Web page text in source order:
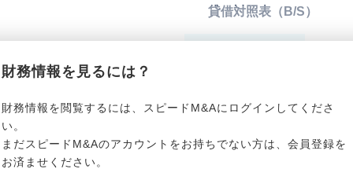
財務情報を見るには？
財務情報を閲覧するには、スピードM&Aにログインしてくださ
い。
まだスピードM&Aのアカウントをお持ちでない方は、会員登録を
お済ませください。
********************
********************
貸借対照表（B/S）
有利子負債
純資産